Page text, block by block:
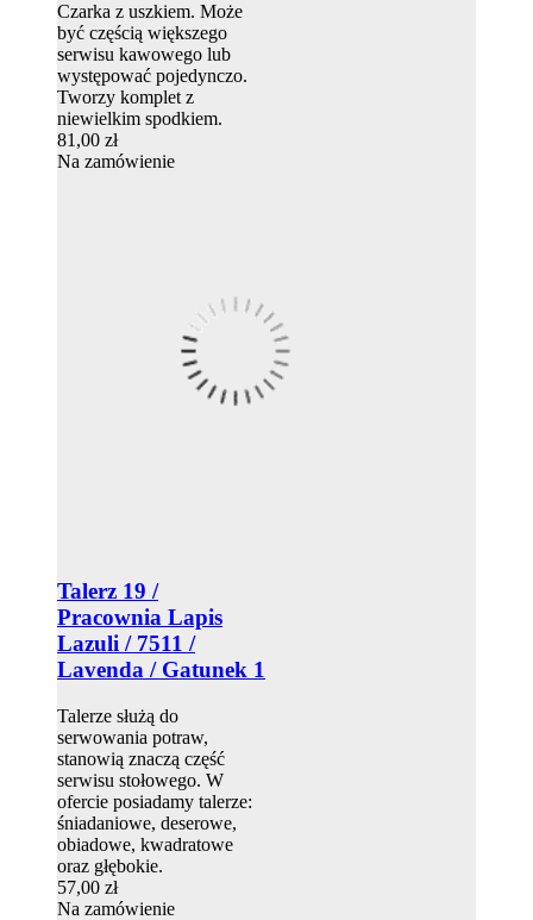
Czarka z uszkiem. Może
być częścią większego
serwisu kawowego lub
występować pojedynczo.
Tworzy komplet z
niewielkim spodkiem.
81,00 zł
Na zamówienie
Talerz 19 /
Pracownia Lapis
Lazuli / 7511 /
Lavenda / Gatunek 1
Talerze służą do
serwowania potraw,
stanowią znaczą część
serwisu stołowego. W
ofercie posiadamy talerze:
śniadaniowe, deserowe,
obiadowe, kwadratowe
oraz głębokie.
57,00 zł
Na zamówienie